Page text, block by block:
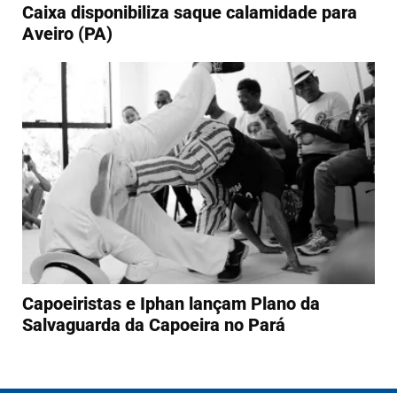
Caixa disponibiliza saque calamidade para
Aveiro (PA)
Capoeiristas e Iphan lançam Plano da
Salvaguarda da Capoeira no Pará